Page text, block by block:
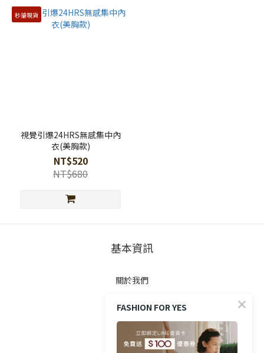
秒搶現貨
視覺引爆24HRS無感集中內
衣(美胸款)
NT$520
NT$680
基本資訊
關於我們
顧客服務
防詐提醒
FASHION FOR YES